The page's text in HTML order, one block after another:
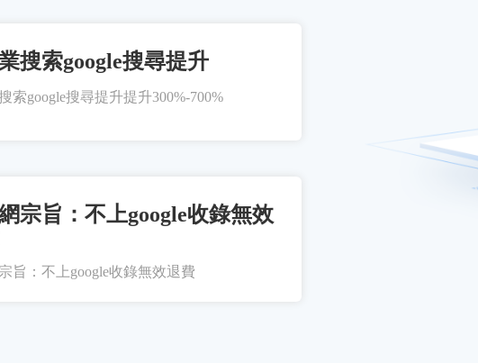
搜索google搜尋提升
索google搜尋提升提升300%-700%
宗旨：不上google收錄無效
旨：不上google收錄無效退費